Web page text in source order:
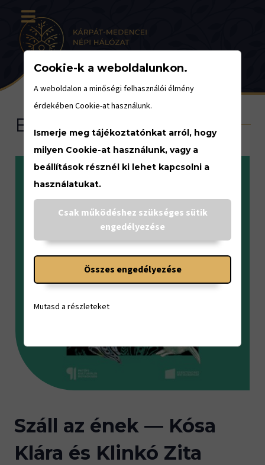
Bartók
Száll az ének — Kósa
Klára és Klinkó Zita
Cookie-k a weboldalunkon.
A weboldalon a minőségi felhasználói élmény
érdekében Cookie-at használunk.
Ismerje meg tájékoztatónkat arról, hogy
milyen Cookie-at használunk, vagy a
beállítások résznél ki lehet kapcsolni a
használatukat.
Csak működéshez szükséges sütik
engedélyezése
Összes engedélyezése
Mutasd a részleteket